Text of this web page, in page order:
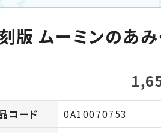
版 ムーミンのあみ
コード
0A10070753